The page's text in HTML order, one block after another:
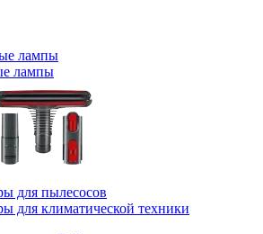
лампы
лампы
для пылесосов
для климатической техники